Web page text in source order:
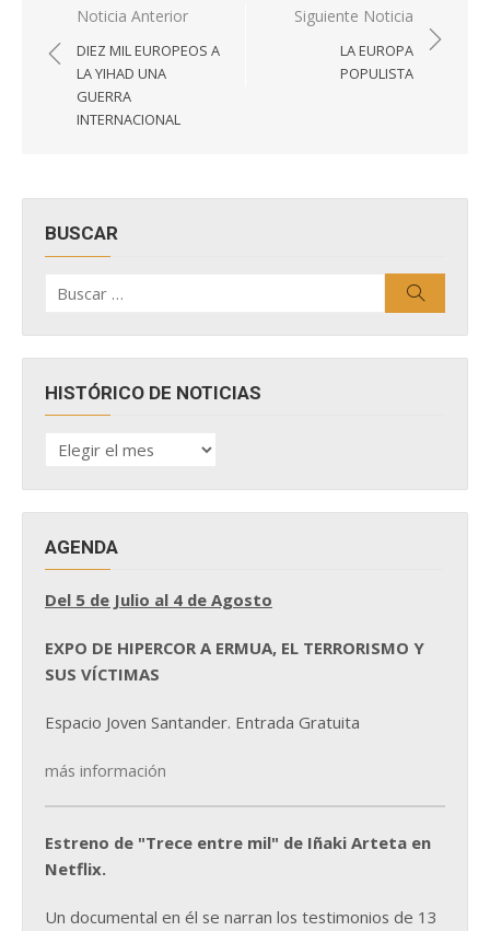
Navegación
de
entradas
Noticia Anterior
DIEZ MIL EUROPEOS A
LA YIHAD UNA
GUERRA
INTERNACIONAL
Siguiente Noticia
LA EUROPA
POPULISTA
BUSCAR
por:
HISTÓRICO DE NOTICIAS
HISTÓRICO
DE
AGENDA
Del 5 de Julio al 4 de Agosto
EXPO DE HIPERCOR A ERMUA, EL TERRORISMO Y
SUS VÍCTIMAS
Espacio Joven Santander. Entrada Gratuita
más información
Estreno de "Trece entre mil" de Iñaki Arteta en
Netflix.
Un documental en él se narran los testimonios de 13